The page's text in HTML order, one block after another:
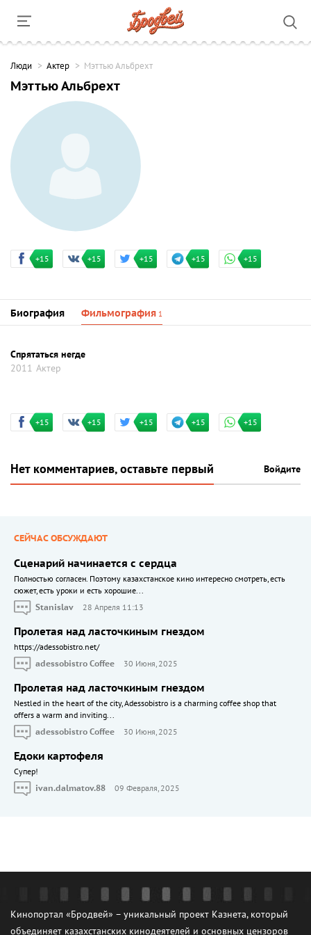
Люди Актер Мэттью Альбрехт
Мэттью Альбрехт
+15 +15 +15 +15 +15
Биография Фильмография 1
Спрятаться негде
2011 Актер
+15 +15 +15 +15 +15
Нет комментариев, оставьте первый Войдите
СЕЙЧАС ОБСУЖДАЮТ
Сценарий начинается с сердца
Полностью согласен. Поэтому казахстанское кино интересно смотреть, есть
сюжет, есть уроки и есть хорошие...
Stanislav
28 Апреля 11:13
Пролетая над ласточкиным гнездом
https://adessobistro.net/
adessobistro Coffee
30 Июня, 2025
Пролетая над ласточкиным гнездом
Nestled in the heart of the city, Adessobistro is a charming coffee shop that
offers a warm and inviting...
adessobistro Coffee
30 Июня, 2025
Едоки картофеля
Cупер!
ivan.dalmatov.88
09 Февраля, 2025
Кинопортал «Бродвей» – уникальный проект Казнета, который
объединяет казахстанских кинодеятелей и основных цензоров